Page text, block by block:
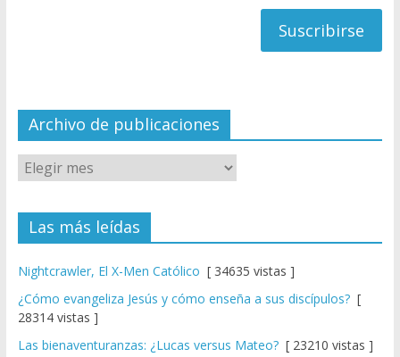
el
Archivo de publicaciones
Las más leídas
Nightcrawler, El X-Men Católico [ 34635 vistas ]
¿Cómo evangeliza Jesús y cómo enseña a sus discípulos?[
28314 vistas ]
Las bienaventuranzas: ¿Lucas versus Mateo?[ 23210 vistas ]